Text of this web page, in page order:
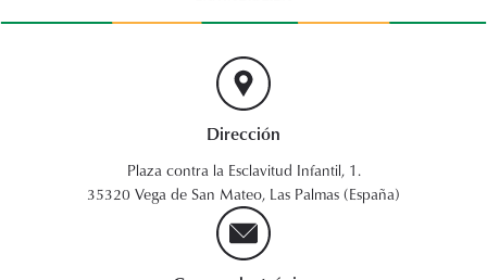
Dirección
Plaza contra la Esclavitud Infantil, 1.
35320 Vega de San Mateo, Las Palmas (España)